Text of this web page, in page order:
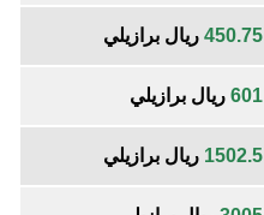
450.75 ريال برازيلي
601 ريال برازيلي
1502.5 ريال برازيلي